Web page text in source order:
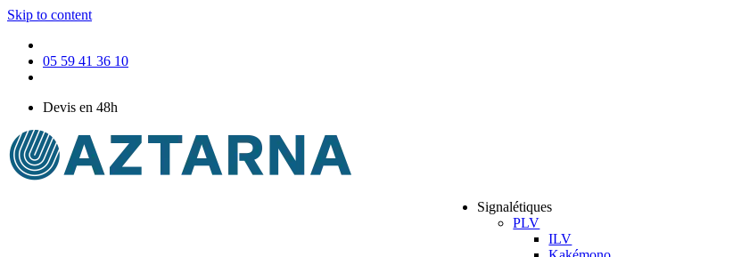
Skip to content
05 59 41 36 10
Devis en 48h
Signalétiques
PLV
ILV